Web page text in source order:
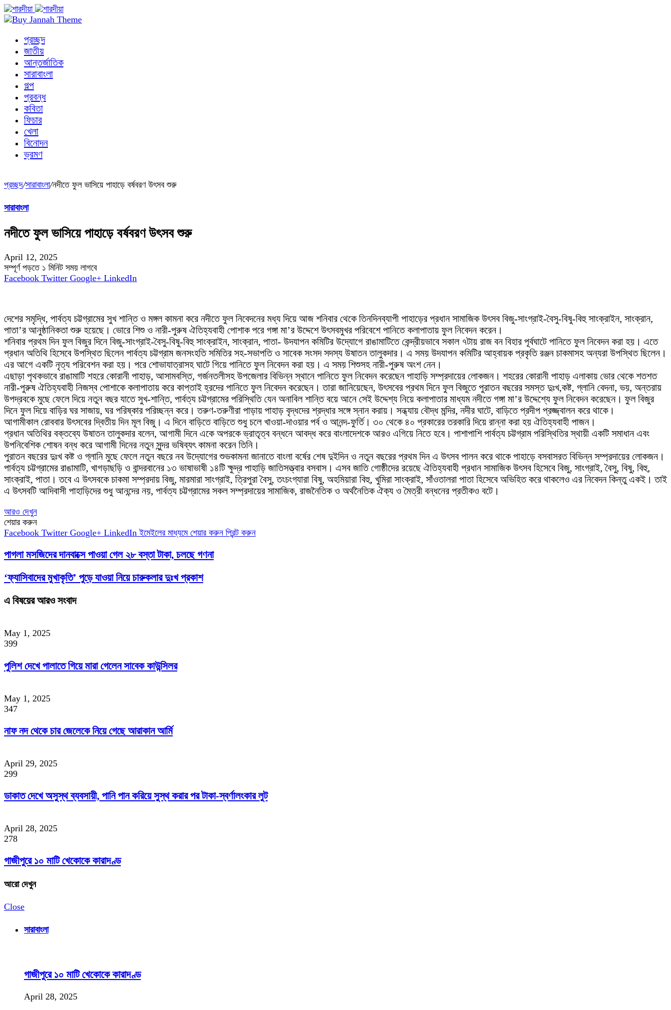
প্রচ্ছদ
জাতীয়
আন্তর্জাতিক
সারাবাংলা
গল্প
প্রবন্ধ
কবিতা
ফিচার
খেলা
বিনোদন
ভ্রমণ
প্রচ্ছদ/সারাবাংলা/নদীতে ফুল ভাসিয়ে পাহাড়ে বর্ষবরণ উৎসব শুরু
সারাবাংলা
নদীতে ফুল ভাসিয়ে পাহাড়ে বর্ষবরণ উৎসব শুরু
April 12, 2025
সম্পূর্ণ পড়তে ১ মিনিট সময় লাগবে
Facebook Twitter Google+ LinkedIn
দেশের সমৃদ্ধি, পার্বত্য চট্টগ্রামের সুখ শান্তি ও মঙ্গল কামনা করে নদীতে ফুল নিবেদনের মধ্য দিয়ে আজ শনিবার থেকে তিনদিনব্যাপী পাহাড়ের প্রধান সামাজিক উৎসব বিজু-সাংগ্রাই-বৈসু-বিষু-বিহু সাংক্রাইন, সাংক্রান,
পাতা’র আনুষ্ঠানিকতা শুরু হয়েছে। ভোরে শিশু ও নারী-পুরুষ ঐতিহ্যবাহী পোশাক পরে গঙ্গা মা’র উদ্দেশে উৎসবমুখর পরিবেশে পানিতে কলাপাতায় ফুল নিবেদন করেন।
শনিবার প্রথম দিন ফুল বিজুর দিনে বিজু-সাংগ্রাই-বৈসু-বিষু-বিহু সাংক্রাইন, সাংক্রান, পাতা- উদযাপন কমিটির উদ্যোগে রাঙামাটিতে কেন্দ্রীয়ভাবে সকাল ৭টায় রাজ বন বিহার পূর্বঘাটে পানিতে ফুল নিবেদন করা হয়। এতে
প্রধান অতিথি হিসেবে উপস্থিত ছিলেন পার্বত্য চট্টগ্রাম জনসংহতি সমিতির সহ-সভাপতি ও সাবেক সংসদ সদস্য উষাতন তালুকদার। এ সময় উদযাপন কমিটির আহ্বায়ক প্রকৃতি রঞ্জন চাকমাসহ অন্যরা উপস্থিত ছিলেন।
এর আগে একটি নৃত্য পরিবেশন করা হয়। পরে শোভাযাত্রাসহ ঘাটে গিয়ে পানিতে ফুল নিবেদন করা হয়। এ সময় শিশুসহ নারী-পুরুষ অংশ নেন।
এছাড়া পৃথকভাবে রাঙামাটি শহরে কোরানী পাহাড়, আসামবস্তি, গর্জনতলীসহ উপজেলার বিভিন্ন স্থানে পানিতে ফুল নিবেদন করেছেন পাহাড়ি সম্প্রদায়ের লোকজন। শহরের কোরানী পাহাড় এলাকায় ভোর থেকে শতশত
নারী-পুরুষ ঐতিহ্যবাহী নিজস্ব পোশাকে কলাপাতায় করে কাপ্তাই হ্রদের পানিতে ফুল নিবেদন করেছেন। তারা জানিয়েছেন, উৎসবের প্রথম দিনে ফুল বিজুতে পুরাতন বছরের সমস্ত দুঃখ,কষ্ট, গ্লানি বেদনা, ভয়, অন্তরায়
উপদ্রবকে মুছে ফেলে দিয়ে নতুন বছর যাতে সুখ-শান্তি, পার্বত্য চট্টগ্রামের পরিস্থিতি যেন অনাবিল শান্তি বয়ে আনে সেই উদ্দেশ্য নিয়ে কলাপাতার মাধ্যম নদীতে গঙ্গা মা’র উদ্দেশ্যে ফুল নিবেদন করেছেন। ফুল বিজুর
দিনে ফুল দিয়ে বাড়ির ঘর সাজায়, ঘর পরিষ্কার পরিচ্ছন্ন করে। তরুণ-তরুণীরা পাড়ায় পাহাড় বৃদ্ধদের শ্রদ্ধার সঙ্গে স্নান করায়। সন্ধ্যায় বৌদ্ধ মন্দির, নদীর ঘাটে, বাড়িতে প্রদীপ প্রজ্জ্বালন করে থাকে।
আগামীকাল রোববার উৎসবের দ্বিতীয় দিন মূল বিজু। এ দিনে বাড়িতে বাড়িতে শুধু চলে খাওয়া-দাওয়ার পর্ব ও আনন্দ-ফুর্তি। ৩০ থেকে ৪০ প্রকারের তরকারি দিয়ে রান্না করা হয় ঐতিহ্যবাহী পাজন।
প্রধান অতিথির বক্তব্যে উষাতন তালুকদার বলেন, আগামী দিনে একে অপরকে ভ্রাতৃত্ব বন্ধনে আবদ্ধ করে বাংলাদেশকে আরও এগিয়ে নিতে হবে। পাশাপাশি পার্বত্য চট্টগ্রাম পরিস্থিতির স্থায়ী একটি সমাধান এবং
উপনিবেশিক শোষন বন্ধ করে আগামী দিনের নতুন সুন্দর ভষিব্যৎ কামনা করেন তিনি।
পুরাতন বছরের দুঃখ কষ্ট ও গ্লানি মুছে ফেলে নতুন বছরে নব উদ্যোগের শুভকামনা জানাতে বাংলা বর্ষের শেষ দুইদিন ও নতুন বছরের প্রথম দিন এ উৎসব পালন করে থাকে পাহাড়ে বসবাসরত বিভিন্ন সম্প্রদায়ের লোকজন।
পার্বত্য চট্টগ্রামের রাঙামাটি, খাগড়াছড়ি ও বান্দরবানের ১৩ ভাষাভাষী ১৪টি ক্ষুদ্র পাহাড়ি জাতিসত্ত্বার বসবাস। এসব জাতি গোষ্ঠীদের রয়েছে ঐতিহ্যবাহী প্রধান সামাজিক উৎসব হিসেবে বিজু, সাংগ্রাই, বৈসু, বিষু, বিহু,
সাংক্রাই, পাতা। তবে এ উৎসবকে চাকমা সম্প্রদায় বিজু, মারমারা সাংগ্রাই, ত্রিপুরা বৈসু, তংচংগ্যারা বিষু, অহমিয়ারা বিহু, খুমিরা সাংক্রাই, সাঁওতালরা পাতা হিসেবে অভিহিত করে থাকলেও এর নিবেদন কিন্তু একই। তাই
এ উৎসবটি আদিবাসী পাহাড়িদের শুধু আনন্দের নয়, পার্বত্য চট্টগ্রামের সকল সম্প্রদায়ের সামাজিক, রাজনৈতিক ও অর্থনৈতিক ঐক্য ও মৈত্রী বন্ধনের প্রতীকও বটে।
আরও দেখুন
শেয়ার করুন
Facebook Twitter Google+ LinkedIn ইমেইলের মাধ্যমে শেয়ার করুন প্রিন্ট করুন
পাগলা মসজিদের দানবাক্সে পাওয়া গেল ২৮ বস্তা টাকা, চলছে গণনা
‘ফ্যাসিবাদের মুখাকৃতি’ পুড়ে যাওয়া নিয়ে চারুকলার দুঃখ প্রকাশ
এ বিষয়ের আরও সংবাদ
May 1, 2025
399
পুলিশ দেখে পালাতে গিয়ে মারা গেলেন সাবেক কাউন্সিলর
May 1, 2025
347
নাফ নদ থেকে চার জেলেকে নিয়ে গেছে আরাকান আর্মি
April 29, 2025
299
ডাকাত দেখে অসুস্থ ব্যবসায়ী, পানি পান করিয়ে সুস্থ করার পর টাকা-স্বর্ণালংকার লুট
April 28, 2025
278
গাজীপুরে ১০ মাটি খেকোকে কারাদণ্ড
আরো দেখুন
Close
সারাবাংলা
গাজীপুরে ১০ মাটি খেকোকে কারাদণ্ড
April 28, 2025